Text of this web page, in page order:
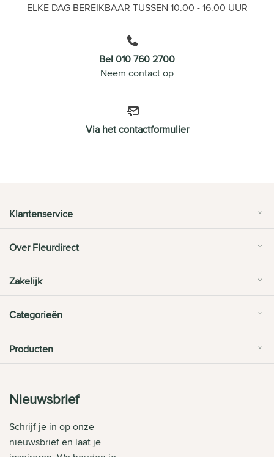
ELKE DAG BEREIKBAAR TUSSEN 10.00 - 16.00 UUR
Bel 010 760 2700
Neem contact op
Via het contactformulier
Klantenservice
Over Fleurdirect
Zakelijk
Categorieën
Producten
Nieuwsbrief
Schrijf je in op onze
nieuwsbrief en laat je